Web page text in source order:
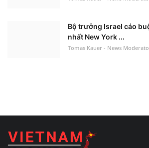
Bộ trưởng Israel cáo
nhất New York ...
Tomas Kauer - News